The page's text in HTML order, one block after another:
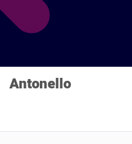
Antonello